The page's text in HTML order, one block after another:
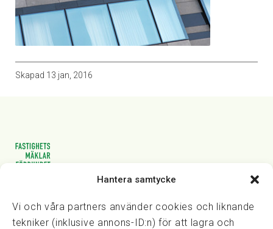
Hantera samtycke
Vi och våra partners använder cookies och liknande
tekniker (inklusive annons-ID:n) för att lagra och
Skapad 13 jan, 2016
Vasagatan 28, 111 20 Stockholm
kansli@fmf.se